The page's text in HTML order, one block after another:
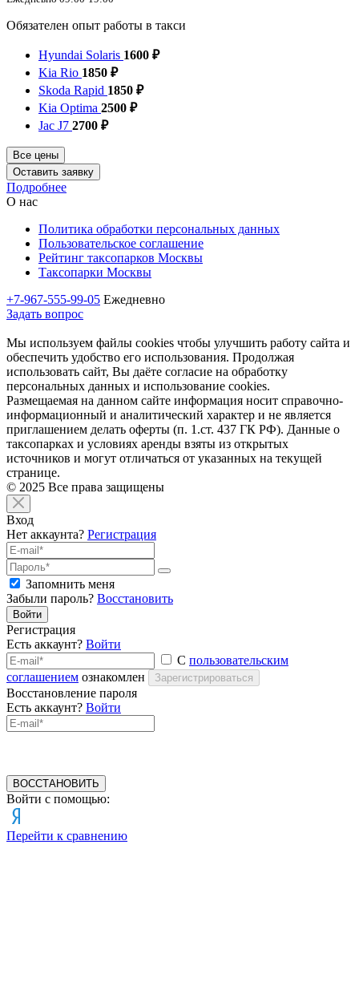
Обязателен опыт работы в такси
Hyundai Solaris 1600 ₽
Kia Rio 1850 ₽
Skoda Rapid 1850 ₽
Kia Optima 2500 ₽
Jac J7 2700 ₽
Все цены
Оставить заявку
Подробнее
О нас
Политика обработки персональных данных
Пользовательское соглашение
Рейтинг таксопарков Москвы
Таксопарки Москвы
+7-967-555-99-05 Ежедневно
Задать вопрос
Мы используем файлы cookies чтобы улучшить работу сайта и
обеспечить удобство его использования. Продолжая
использовать сайт, Вы даёте согласие на обработку
персональных данных и использование cookies.
Размещаемая на данном сайте информация носит справочно-
информационный и аналитический характер и не является
приглашением делать оферты (п. 1.ст. 437 ГК РФ). Данные о
таксопарках и условиях аренды взяты из открытых
источников и могут отличаться от указанных на текущей
странице.
© 2025 Все права защищены
Вход
Нет аккаунта? Регистрация
Запомнить меня
Забыли пароль? Восстановить
Войти
Регистрация
Есть аккаунт? Войти
С пользовательским
соглашением ознакомлен Зарегистрироваться
Восстановление пароля
Есть аккаунт? Войти
ВОССТАНОВИТЬ
Войти с помощью:
Перейти к сравнению